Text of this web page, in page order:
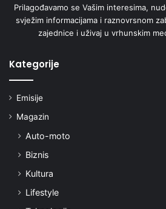
Prilagođavamo se Vašim interesima,
svježim informacijama i raznovrsnom
zajednice i uživaj u vrhunskim
Kategorije
Emisije
Magazin
Auto-moto
Biznis
Kultura
Lifestyle